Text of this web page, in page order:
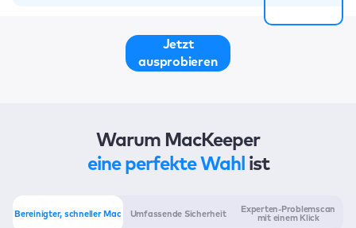
Jetzt
ausprobieren
Warum MacKeeper
eine perfekte Wahl ist
Bereinigter, schneller Mac Umfassende Sicherheit
Experten-Problemscan
mit einem Klick